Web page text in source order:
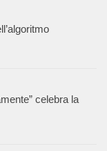
celebra la